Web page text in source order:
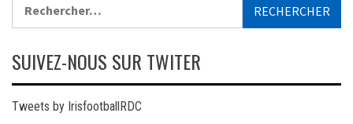
SUIVEZ-NOUS SUR TWITER
Tweets by IrisfootballRDC